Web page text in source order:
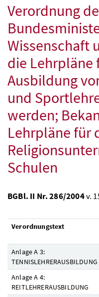
Verordnung
Wissenschaft
die Lehrpläne
Ausbildung
und
werden;
Lehrpläne für
Schulen
BGBl. II Nr. 286/2004v.
Verordnungstext
Anlage A 3:
TENNISLEHRERAUSBILDUNG
Anlage A 4:
REITLEHRERAUSBILDUNG